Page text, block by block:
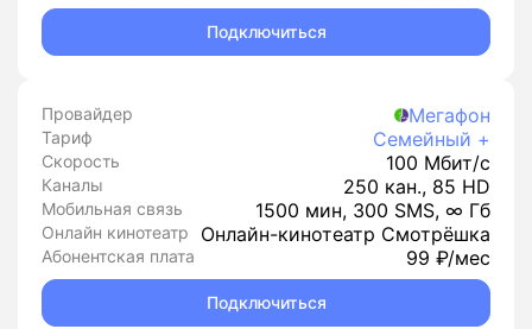
Подключиться
Провайдер Мегафон
Тариф Семейный +
Скорость 100 Мбит/с
Каналы 250 кан., 85 HD
Мобильная связь 1500 мин, 300 SMS, ∞ Гб
Онлайн кинотеатр Онлайн-кинотеатр Смотрёшка
Абонентская плата 99 ₽/мес
Подключиться